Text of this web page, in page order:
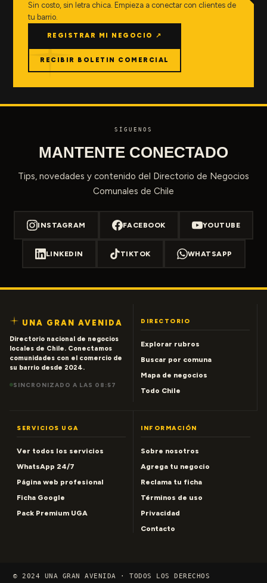
Sin costo, sin letra chica. Empieza a conectar con clientes de
tu barrio.
REGISTRAR MI NEGOCIO ↗
RECIBIR BOLETIN COMERCIAL
SÍGUENOS
MANTENTE CONECTADO
Tips, novedades y contenido del Directorio de Negocios
Comunales de Chile
INSTAGRAM FACEBOOK YOUTUBE
LINKEDIN TIKTOK WHATSAPP
UNA GRAN AVENIDA
Directorio nacional de negocios
locales de Chile. Conectamos
comunidades con el comercio de
su barrio desde 2024.
SINCRONIZADO A LAS 08:57
DIRECTORIO
Explorar rubros
Buscar por comuna
Mapa de negocios
Todo Chile
SERVICIOS UGA
Ver todos los servicios
WhatsApp 24/7
Página web profesional
Ficha Google
Pack Premium UGA
INFORMACIÓN
Sobre nosotros
Agrega tu negocio
Reclama tu ficha
Términos de uso
Privacidad
Contacto
© 2024 UNA GRAN AVENIDA · TODOS LOS DERECHOS